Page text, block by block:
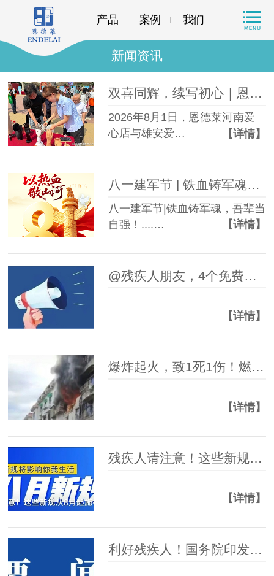
产品 案例 我们
新闻资讯
双喜同辉，续写初心｜恩德莱河南及雄安爱心店共庆周年，再启新程
2026年8月1日，恩德莱河南爱
心店与雄安爱…
【详情】
八一建军节 | 铁血铸军魂，吾辈当自强！
八一建军节|铁血铸军魂，吾辈当
自强！....…
【详情】
【详情】
爆炸起火，致1死1伤！燃气安全提示→
【详情】
残疾人请注意！这些新规从8月起施行
【详情】
利好残疾人！国务院印发《全民健身计划（2026－2030年）》